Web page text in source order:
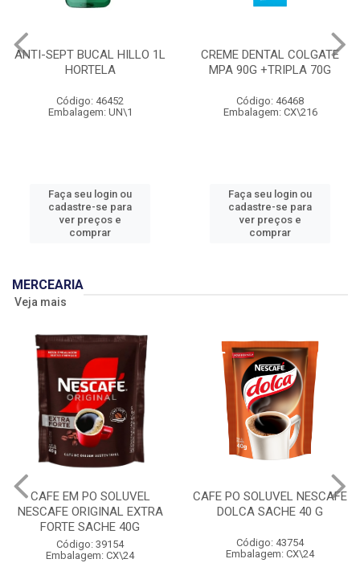
ANTI-SEPT BUCAL HILLO 1L
HORTELA
Código: 46452
Embalagem: UN\1
Faça seu login ou
cadastre-se para
ver preços e
comprar
CREME DENTAL COLGATE
MPA 90G +TRIPLA 70G
Código: 46468
Embalagem: CX\216
Faça seu login ou
cadastre-se para
ver preços e
comprar
MERCEARIA
Veja mais
CAFE EM PO SOLUVEL
NESCAFE ORIGINAL EXTRA
FORTE SACHE 40G
Código: 39154
Embalagem: CX\24
CAFE PO SOLUVEL NESCAFE
DOLCA SACHE 40 G
Código: 43754
Embalagem: CX\24